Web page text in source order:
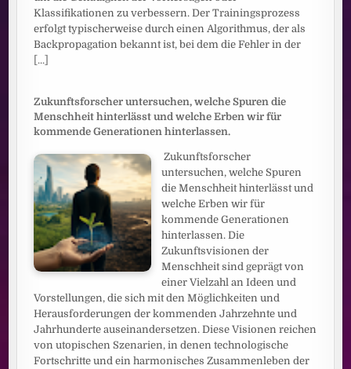
Klassifikationen zu verbessern. Der Trainingsprozess
erfolgt typischerweise durch einen Algorithmus, der als
Backpropagation bekannt ist, bei dem die Fehler in der
[...]
Zukunftsforscher untersuchen, welche Spuren die
Menschheit hinterlässt und welche Erben wir für
kommende Generationen hinterlassen.
Zukunftsforscher
untersuchen, welche Spuren
die Menschheit hinterlässt und
welche Erben wir für
kommende Generationen
hinterlassen. Die
Zukunftsvisionen der
Menschheit sind geprägt von
einer Vielzahl an Ideen und
Vorstellungen, die sich mit den Möglichkeiten und
Herausforderungen der kommenden Jahrzehnte und
Jahrhunderte auseinandersetzen. Diese Visionen reichen
von utopischen Szenarien, in denen technologische
Fortschritte und ein harmonisches Zusammenleben der